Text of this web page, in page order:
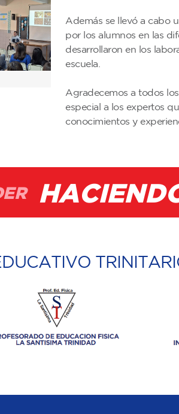
Además se llevó a cabo
por los alumnos en las
desarrollaron en los
escuela.
Agradecemos a todos
especial a los expertos
conocimientos y